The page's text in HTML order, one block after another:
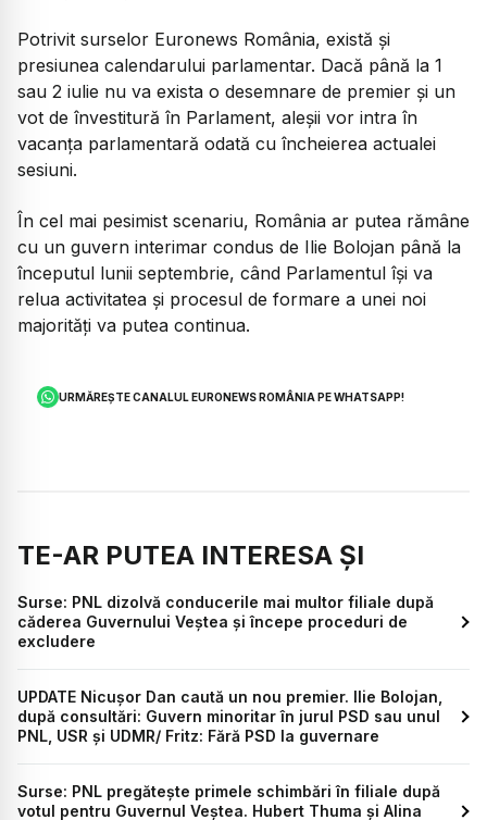
Potrivit surselor Euronews România, există și
presiunea calendarului parlamentar. Dacă până la 1
sau 2 iulie nu va exista o desemnare de premier și un
vot de învestitură în Parlament, aleșii vor intra în
vacanța parlamentară odată cu încheierea actualei
sesiuni.
În cel mai pesimist scenariu, România ar putea rămâne
cu un guvern interimar condus de Ilie Bolojan până la
începutul lunii septembrie, când Parlamentul își va
relua activitatea și procesul de formare a unei noi
majorități va putea continua.
URMĂREȘTE CANALUL EURONEWS ROMÂNIA PE WHATSAPP!
TE-AR PUTEA INTERESA ȘI
Surse: PNL dizolvă conducerile mai multor filiale după
căderea Guvernului Veștea și începe proceduri de
excludere
UPDATE Nicușor Dan caută un nou premier. Ilie Bolojan,
după consultări: Guvern minoritar în jurul PSD sau unul
PNL, USR și UDMR/ Fritz: Fără PSD la guvernare
Surse: PNL pregătește primele schimbări în filiale după
votul pentru Guvernul Veștea. Hubert Thuma și Alina